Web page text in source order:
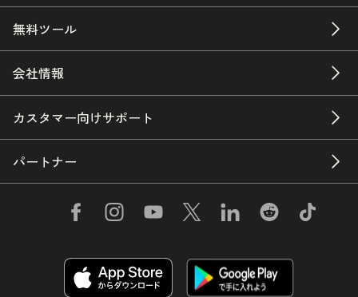
無料ツール
会社情報
カスタマー向けサポート
パートナー